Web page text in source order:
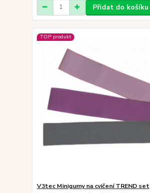
Přidat do košíku
TOP produkt
V3tec Minigumy na cvičení TREND set